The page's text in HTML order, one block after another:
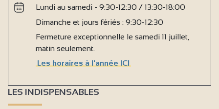
Lundi au samedi - 9:30-12:30 / 13:30-18:00
Dimanche et jours fériés : 9:30-12:30
Fermeture exceptionnelle le samedi 11 juillet,
matin seulement.
Les horaires à l'année ICI
LES INDISPENSABLES